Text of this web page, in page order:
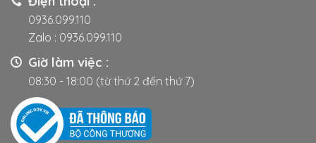
0936.099.110
Zalo : 0936.099.110
Giờ làm việc :
08:30 - 18:00 (từ thứ 2 đến thứ 7)